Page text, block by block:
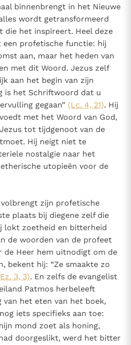
binnenbrengt in het Nieuwe
wordt getransformeerd
die het inspireert. Heel deze
een profetische functie: hij
aan, maar het heden van
met dit Woord. Jezus zelf
aan het begin van zijn
is het Schriftwoord dat u
gegaan” (Lc. 4, 21). Hij
met het Woord van God,
tot tijdgenoot van de
Hij neigt niet te
nostalgie naar het
utopieën voor de
zijn profetische
plaats bij diegene zelf die
lokt zoetheid en bitterheid
de woorden van de profeet
de Heer hem uitnodigt om de
bekent hij: “Ze smaakte zo
3, 3). En zelfs de evangelist
Patmos herbeleeft
van het eten van het boek,
iets specifieks aan toe:
mond zoet als honing,
doorgeslikt, werd het bitter